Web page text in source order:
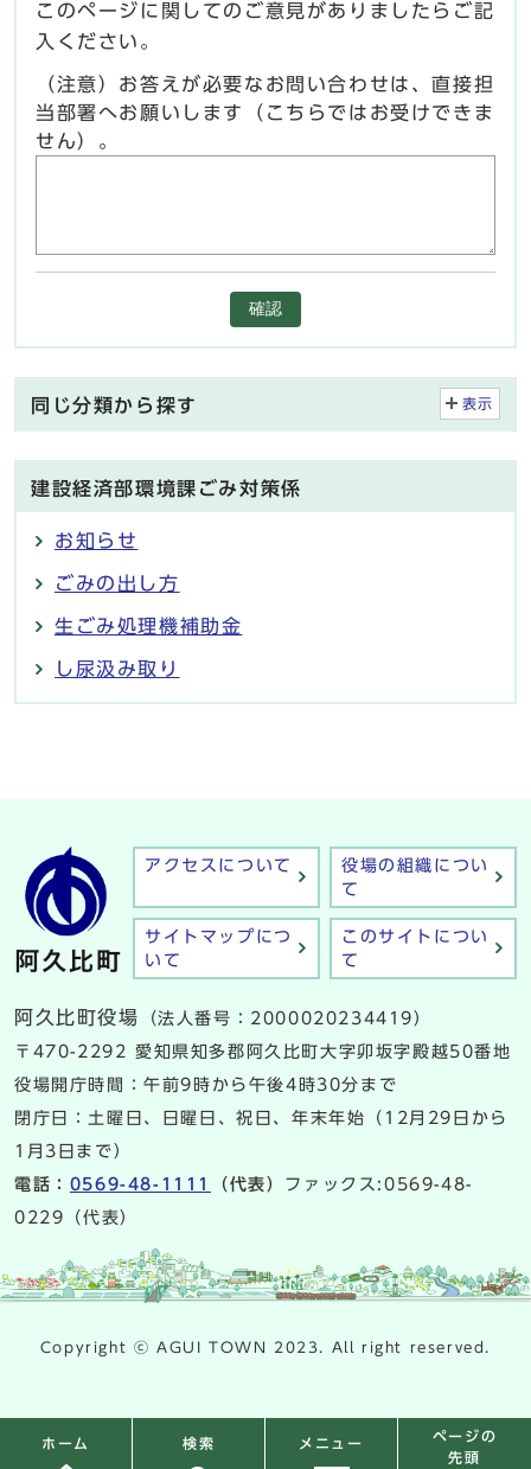
ホーム 検索 メニュー
ページの
先頭
このページに関してのご意見がありましたらご記
入ください。
（注意）お答えが必要なお問い合わせは、直接担
当部署へお願いします（こちらではお受けできま
せん）。
確認
同じ分類から探す 表示
建設経済部環境課ごみ対策係
お知らせ
ごみの出し方
生ごみ処理機補助金
し尿汲み取り
アクセスについて
役場の組織につい
て
サイトマップにつ
いて
このサイトについ
て
阿久比町役場
（法人番号：2000020234419）
〒470-2292 愛知県知多郡阿久比町大字卯坂字殿越50番地
役場開庁時間：午前9時から午後4時30分まで
閉庁日：土曜日、日曜日、祝日、年末年始（12月29日から
1月3日まで）
電話： 0569-48-1111 （代表） ファックス:0569-48-
0229（代表）
Copyright ⓒ AGUI TOWN 2023. All right reserved.